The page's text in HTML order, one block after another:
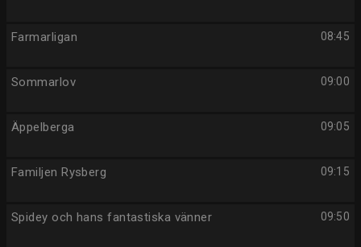
08:45
Farmarligan
09:00
Sommarlov
09:05
Äppelberga
09:15
Familjen Rysberg
09:50
Spidey och hans fantastiska vänner